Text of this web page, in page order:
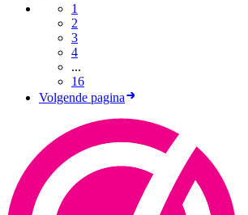
1
2
3
4
...
16
Volgende pagina